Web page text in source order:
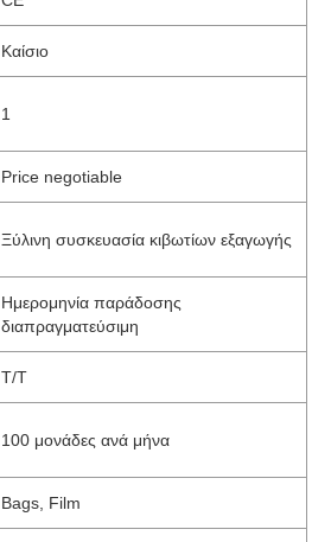
Καίσιο
1
Price negotiable
Ξύλινη συσκευασία κιβωτίων εξαγωγής
Ημερομηνία παράδοσης
διαπραγματεύσιμη
Τ/Τ
100 μονάδες ανά μήνα
Bags, Film